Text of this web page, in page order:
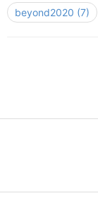
beyond2020 (7)